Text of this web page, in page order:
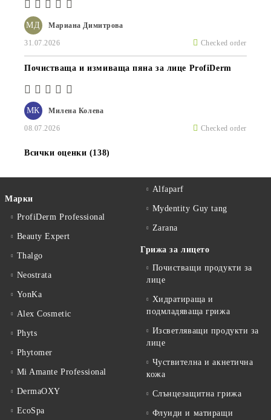
МД Мариана Димитрова
31.07.2026 Checked order
МК Милена Колева
08.07.2026 Checked order
Почистваща и измиваща пяна за лице ProfiDerm
Всички оценки (138)
Марки
ProfiDerm Professional
Beauty Expert
Thalgo
Neostrata
YonKa
Alex Cosmetic
Phyts
Phytomer
Mi Amante Professional
DermaOXY
EcoSpa
Alfaparf
Mydentity Guy tang
Zarana
Грижа за лицето
Почистващи продукти за
лице
Хидратираща и
подмладяваща грижа
Изсветляващи продукти за
лице
Чуствителна и акнетична
кожа
Слънцезащитна грижа
Флуиди и матиращи